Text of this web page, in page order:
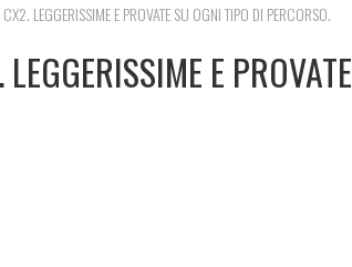
LEGGERISSIME E PROVATE SU OGNI TIPO DI PERCORSO.
E PROVATE